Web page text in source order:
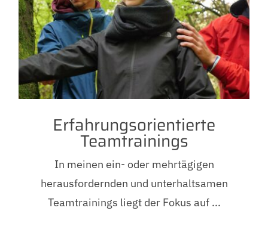
Erfahrungsorientierte
Teamtrainings
In meinen ein- oder mehrtägigen
herausfordernden und unterhaltsamen
Teamtrainings liegt der Fokus auf ...